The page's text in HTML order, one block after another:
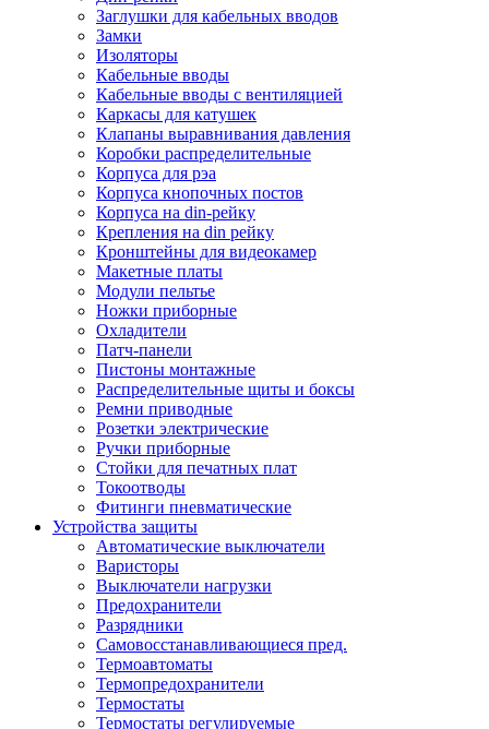
Заглушки для кабельных вводов
Замки
Изоляторы
Кабельные вводы
Кабельные вводы с вентиляцией
Каркасы для катушек
Клапаны выравнивания давления
Коробки распределительные
Корпуса для рэа
Корпуса кнопочных постов
Корпуса на din-рейку
Крепления на din рейку
Кронштейны для видеокамер
Макетные платы
Модули пельтье
Ножки приборные
Охладители
Патч-панели
Пистоны монтажные
Распределительные щиты и боксы
Ремни приводные
Розетки электрические
Ручки приборные
Стойки для печатных плат
Токоотводы
Фитинги пневматические
Устройства защиты
Автоматические выключатели
Варисторы
Выключатели нагрузки
Предохранители
Разрядники
Самовосстанавливающиеся пред.
Термоавтоматы
Термопредохранители
Термостаты
Термостаты регулируемые